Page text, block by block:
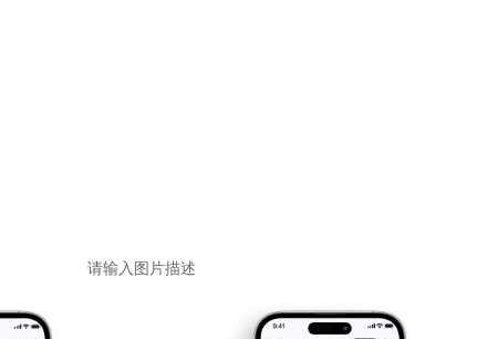
请输入图片描述